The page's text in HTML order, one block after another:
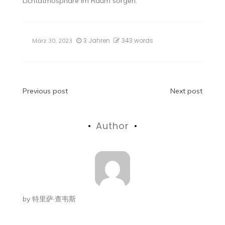
März 30, 2023 3 Jahren 343 words
Beitragsnavigation
Previous post Next post
Author
by 特里萨·查韦斯